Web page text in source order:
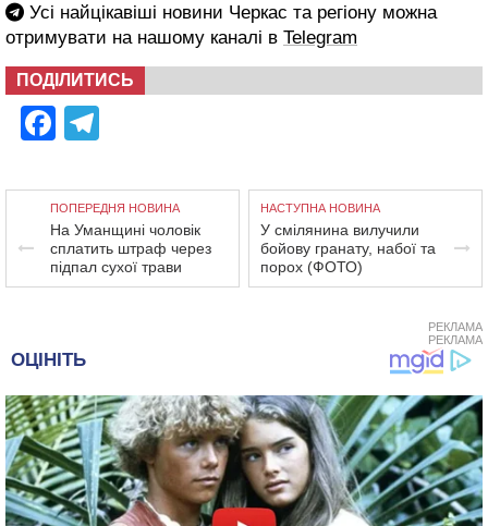
Усі найцікавіші новини Черкас та регіону можна
отримувати на нашому каналі в Telegram
ПОДІЛИТИСЬ
Facebook
ПОПЕРЕДНЯ НОВИНА
На Уманщині чоловік
сплатить штраф через
підпал сухої трави
НАСТУПНА НОВИНА
У смілянина вилучили
бойову гранату, набої та
порох (ФОТО)
РЕКЛАМА
РЕКЛАМА